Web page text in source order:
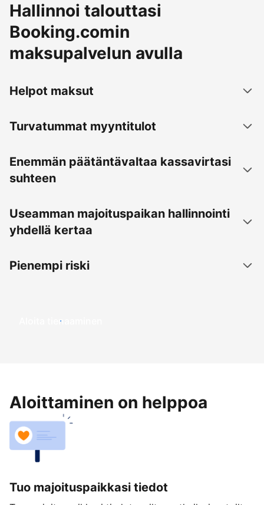
Hallinnoi talouttasi
Booking.comin
maksupalvelun avulla
Helpot maksut
Turvatummat myyntitulot
Enemmän päätäntävaltaa kassavirtasi
suhteen
Useamman majoituspaikan hallinnointi
yhdellä kertaa
Pienempi riski
Aloita tienaaminen
Aloittaminen on helppoa
Tuo majoituspaikkasi tiedot